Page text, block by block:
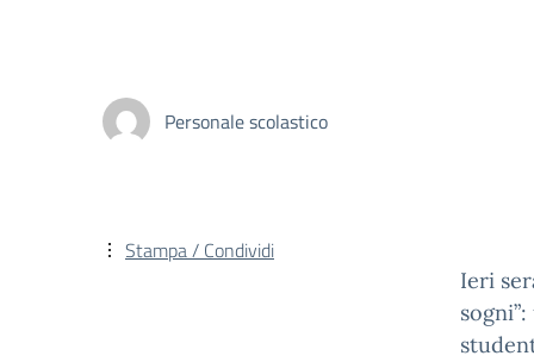
Personale scolastico
Ieri
Stampa / Condividi